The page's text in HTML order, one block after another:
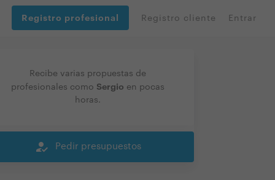
Registro profesional Registro cliente Entrar
Recibe varias propuestas de
profesionales como Sergio en pocas
horas.
how_to_reg Pedir presupuestos